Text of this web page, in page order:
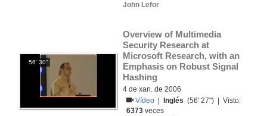
John Lefor
56' 30''
Overview of Multimedia
Security Research at
Microsoft Research, with an
Emphasis on Robust Signal
Hashing
4 de xan. de 2006
Vídeo
Inglés (56' 27'') | Visto:
6373 veces